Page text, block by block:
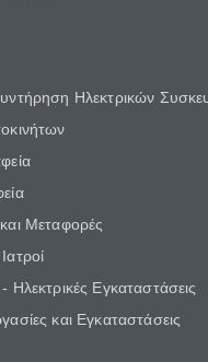
Ηλεκτρικών
Μεταφορές
Ηλεκτρικές Εγκαταστάσεις
και Εγκαταστάσεις